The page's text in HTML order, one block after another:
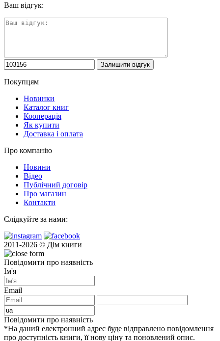
Ваш відгук:
Покупцям
Новинки
Каталог книг
Кооперація
Як купити
Доставка і оплата
Про компанію
Новини
Відео
Публічний договір
Про магазин
Контакти
Слідкуйте за нами:
2011-2026 © Дім книги
Повідомити про наявність
Ім'я
Email
Повідомити про наявність
*На даний електронний адрес буде відправлено повідомлення
про доступність книги, її нову ціну та поновлений опис.